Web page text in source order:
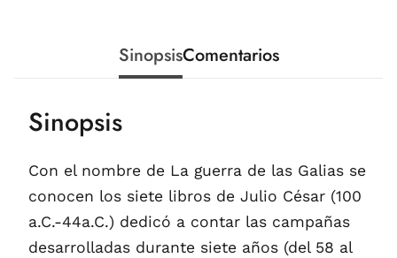
SinopsisComentarios
Sinopsis
Con el nombre de La guerra de las Galias se
conocen los siete libros de Julio César (100
a.C.-44a.C.) dedicó a contar las campañas
desarrolladas durante siete años (del 58 al